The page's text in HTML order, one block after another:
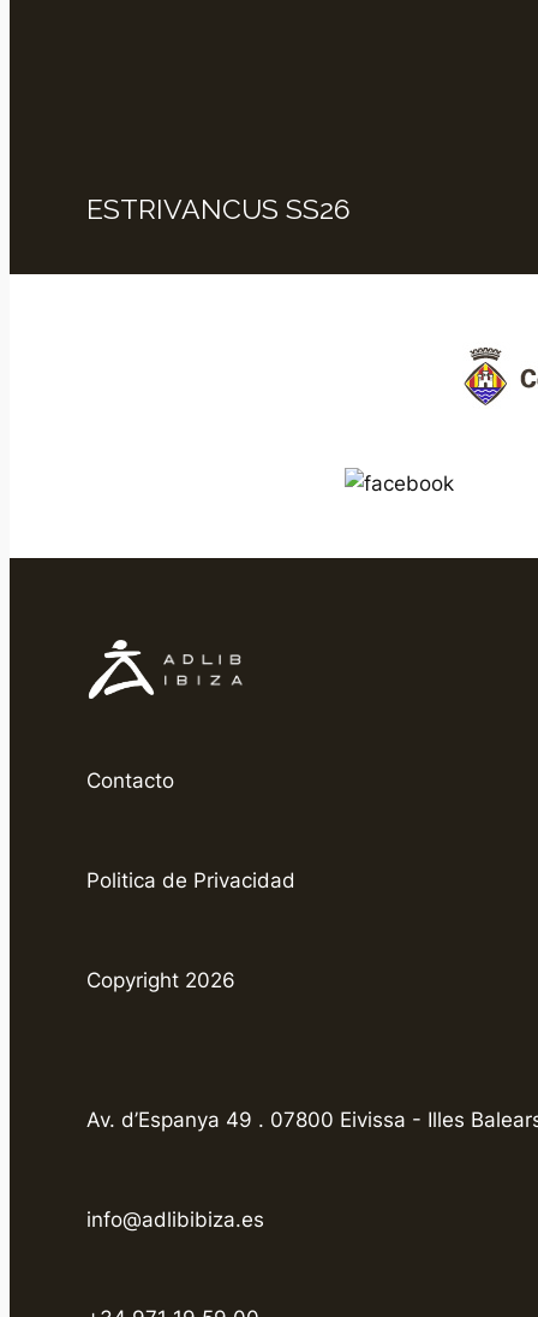
ESTRIVANCUS SS26
Contacto
Politica de Privacidad
Copyright 2026
Av. d’Espanya 49 . 07800 Eivissa - Illes
info@adlibibiza.es